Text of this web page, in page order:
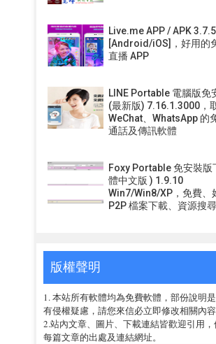
Live.me APP / APK
[Android/iOS]，好用的
直播 APP
LINE Portable 電腦版免
(最新版) 7.16.1.3000，
WeChat、WhatsApp 的
通話及傳訊軟體
Foxy Portable 免安裝版
體中文版 ) 1.9.10
Win7/Win8/XP，免費、
P2P 檔案下載、資源搜
版權聲明
1. 本站所有軟體均為免費軟體，部份說明
有侵權疑慮，請您來信必立即修改相關內容
2.站內文章、圖片、下載連結皆歡迎引用
每篇文章的出處及連結網址。